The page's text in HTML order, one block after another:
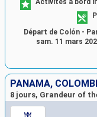
Activités à bord
Départ de Colón -
sam. 11 mars
PANAMA,
8 jours, Grandeur of